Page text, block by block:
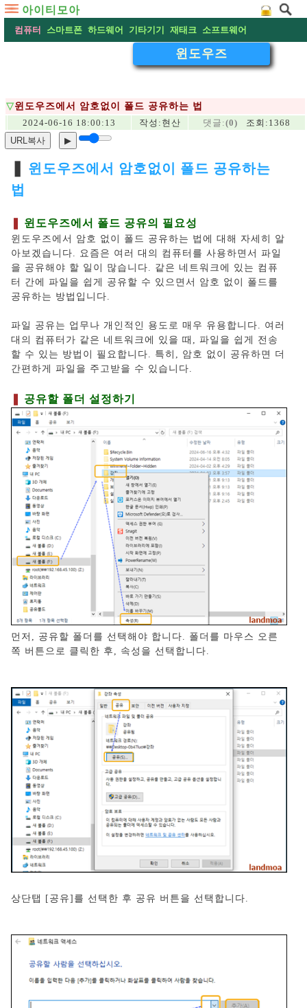
아이티모아
컴퓨터 스마트폰 하드웨어 기타기기 재태크 소프트웨어
윈도우즈
▽윈도우즈에서 암호없이 폴드 공유하는 법
2024-06-16 18:00:13
작성: 현산 댓글:(0)
조회:1368
URL복사
▶
윈도우즈에서 암호없이 폴드 공유하는
법
윈도우즈에서 폴드 공유의 필요성
윈도우즈에서 암호 없이 폴드 공유하는 법에 대해 자세히 알
아보겠습니다. 요즘은 여러 대의 컴퓨터를 사용하면서 파일
을 공유해야 할 일이 많습니다. 같은 네트워크에 있는 컴퓨
터 간에 파일을 쉽게 공유할 수 있으면서 암호 없이 폴드를
공유하는 방법입니다.
파일 공유는 업무나 개인적인 용도로 매우 유용합니다. 여러
대의 컴퓨터가 같은 네트워크에 있을 때, 파일을 쉽게 전송
할 수 있는 방법이 필요합니다. 특히, 암호 없이 공유하면 더
간편하게 파일을 주고받을 수 있습니다.
공유할 폴더 설정하기
먼저, 공유할 폴더를 선택해야 합니다. 폴더를 마우스 오른
쪽 버튼으로 클릭한 후, 속성을 선택합니다.
상단탭 [공유]를 선택한 후 공유 버튼을 선택합니다.